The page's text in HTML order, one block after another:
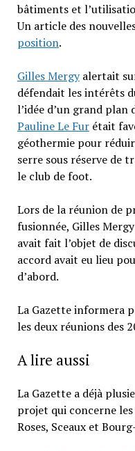
bâtiments et
Un article des
position.
Gilles Mergyalertait
défendait les intérêts
l’idée d’un grand plan
Pauline Le Furétait
géothermie pour
serre sous réserve de
le club de foot.
Lors de la réunion de
fusionnée, Gilles
avait fait l’objet de
accord avait eu lieu
d’abord.
La Gazette informera
les deux réunions des
A lire aussi
La Gazette a déjà
projet qui concerne
Roses, Sceaux et